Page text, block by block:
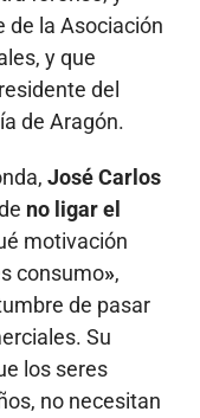
de la Asociación
y que
del
de Aragón.
José Carlos
no ligar el
motivación
consumo»,
de pasar
Su
los seres
no necesitan